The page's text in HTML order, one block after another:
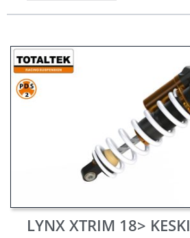
LYNX XTRIM 18> KESKI